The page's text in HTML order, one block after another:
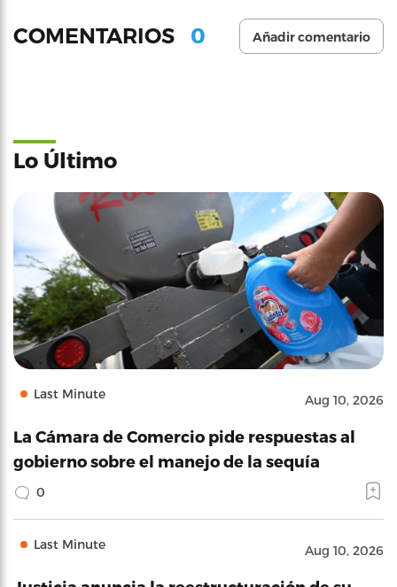
COMENTARIOS 0 Añadir comentario
Lo Último
Last Minute Aug 10, 2026
La Cámara de Comercio pide respuestas al
gobierno sobre el manejo de la sequía
0
Last Minute Aug 10, 2026